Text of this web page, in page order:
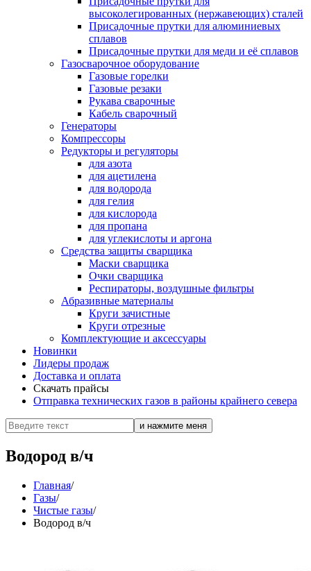
высоколегированных (нержавеющих) сталей
Присадочные прутки для алюминиевых
сплавов
Присадочные прутки для меди и её сплавов
Газосварочное оборудование
Газовые горелки
Газовые резаки
Рукава сварочные
Кабель сварочный
Генераторы
Компрессоры
Редукторы и регуляторы
для азота
для ацетилена
для водорода
для гелия
для кислорода
для пропана
для углекислоты и аргона
Средства защиты сварщика
Маски сварщика
Очки сварщика
Респираторы, воздушные фильтры
Абразивные материалы
Круги зачистные
Круги отрезные
Комплектующие и аксессуары
Новинки
Лидеры продаж
Доставка и оплата
Скачать прайсы
Отправка технических газов в районы крайнего севера
Водород в/ч
Главная/
Газы/
Чистые газы/
Водород в/ч